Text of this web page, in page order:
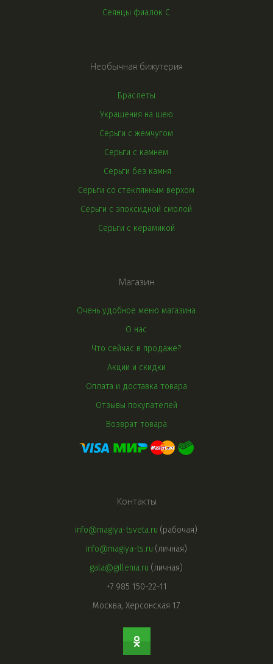
Сеянцы фиалок С
Необычная бижутерия
Браслеты
Украшения на шею
Серьги с жемчугом
Серьги с камнем
Серьги без камня
Серьги со стеклянным верхом
Серьги с эпоксидной смолой
Серьги с керамикой
Магазин
Очень удобное меню магазина
О нас
Что сейчас в продаже?
Акции и скидки
Оплата и доставка товара
Отзывы покупателей
Возврат товара
Контакты
info@magiya-tsveta.ru (рабочая)
info@magiya-ts.ru (личная)
gala@gillenia.ru (личная)
+7 985 150-22-11
Москва, Херсонская 17